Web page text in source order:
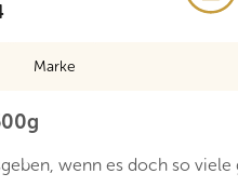
Marke
wenn es doch so